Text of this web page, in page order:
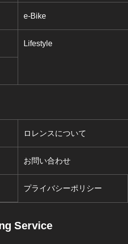
e-Bike
Lifestyle
ロレンスについて
お問い合わせ
プライバシーポリシー
Service